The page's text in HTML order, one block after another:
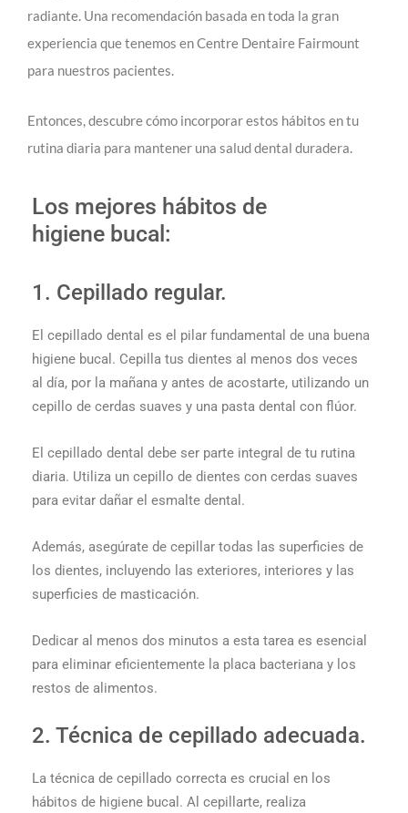
radiante. Una recomendación basada en toda la gran
experiencia que tenemos en Centre Dentaire Fairmount
para nuestros pacientes.
Entonces, descubre cómo incorporar estos hábitos en tu
rutina diaria para mantener una salud dental duradera.
Los mejores hábitos de
higiene bucal:
1. Cepillado regular.
El cepillado dental es el pilar fundamental de una buena
higiene bucal. Cepilla tus dientes al menos dos veces
al día, por la mañana y antes de acostarte, utilizando un
cepillo de cerdas suaves y una pasta dental con flúor.
El cepillado dental debe ser parte integral de tu rutina
diaria. Utiliza un cepillo de dientes con cerdas suaves
para evitar dañar el esmalte dental.
Además, asegúrate de cepillar todas las superficies de
los dientes, incluyendo las exteriores, interiores y las
superficies de masticación.
Dedicar al menos dos minutos a esta tarea es esencial
para eliminar eficientemente la placa bacteriana y los
restos de alimentos.
2. Técnica de cepillado adecuada.
La técnica de cepillado correcta es crucial en los
hábitos de higiene bucal. Al cepillarte, realiza